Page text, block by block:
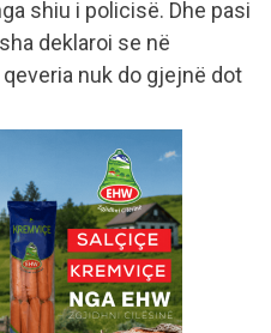
shiu i policisë. Dhe pasi
deklaroi se në
nuk do gjejnë dot